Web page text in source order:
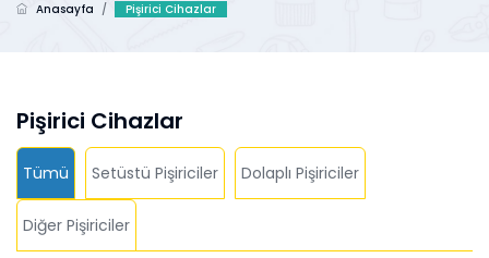
Anasayfa / Pişirici Cihazlar
Pişirici Cihazlar
Tümü Setüstü Pişiriciler Dolaplı Pişiriciler
Diğer Pişiriciler